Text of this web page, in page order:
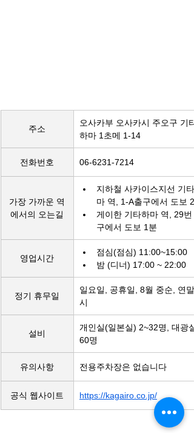
주소
오사카부 오사카시 주오구 기타
하마 1초메 1-14
전화번호 06-6231-7214
가장 가까운 역
에서의 오는길
지하철 사카이스지선 기타
마 역, 1-A출구에서 도보 2
게이한 기타하마 역, 29번
구에서 도보 1분
영업시간
점심(점심) 11:00~15:00
밤 (디너) 17:00 ~ 22:00
정기 휴무일
일요일, 공휴일, 8월 중순, 연말
시
설비
개인실(일본실) 2~32명, 대광실
60명
유의사항 전용주차장은 없습니다
공식 웹사이트 https://kagairo.co.jp/